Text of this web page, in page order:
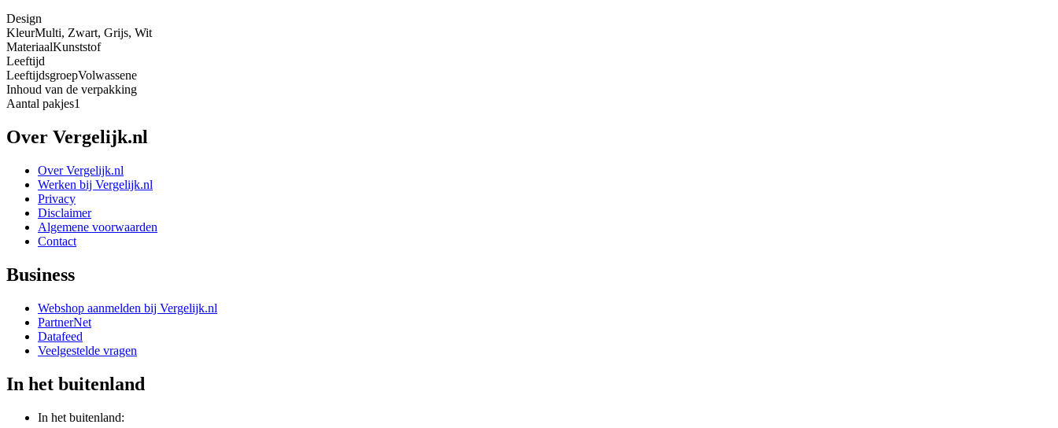
Design
KleurMulti, Zwart, Grijs, Wit
MateriaalKunststof
Leeftijd
LeeftijdsgroepVolwassene
Inhoud van de verpakking
Aantal pakjes1
Over Vergelijk.nl
Over Vergelijk.nl
Werken bij Vergelijk.nl
Privacy
Disclaimer
Algemene voorwaarden
Contact
Business
Webshop aanmelden bij Vergelijk.nl
PartnerNet
Datafeed
Veelgestelde vragen
In het buitenland
In het buitenland: